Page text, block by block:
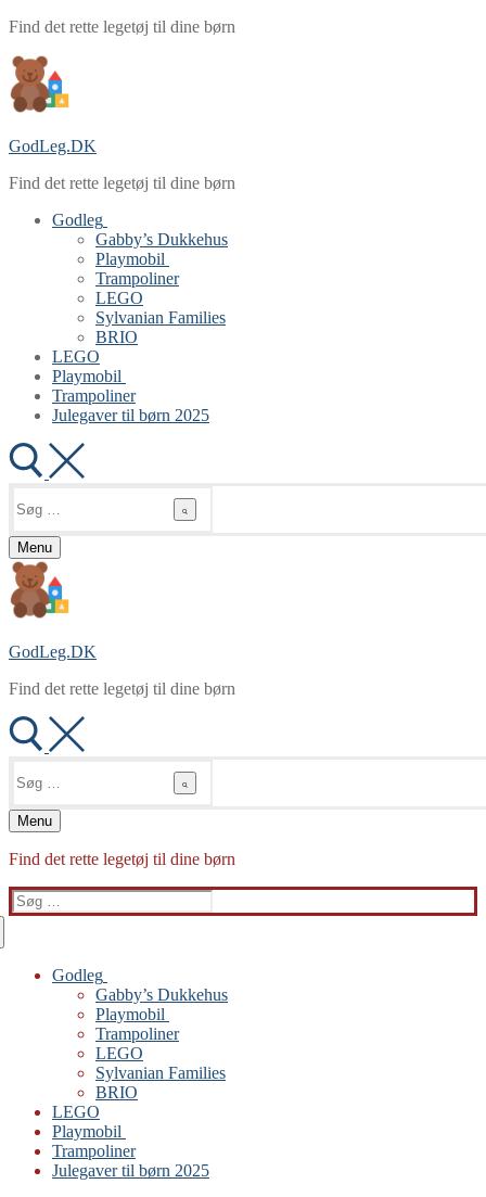
Spring
indhold
Menu
Luk
Find det rette legetøj til dine børn
GodLeg.DK
Find det rette legetøj til dine børn
Godleg
Gabby’s Dukkehus
Playmobil
Trampoliner
LEGO
Sylvanian Families
BRIO
LEGO
Playmobil
Trampoliner
Julegaver til børn 2025
efter:
Menu
GodLeg.DK
Find det rette legetøj til dine børn
efter:
Menu
Find det rette legetøj til dine børn
Søg
efter:
Godleg
Gabby’s Dukkehus
Playmobil
Trampoliner
LEGO
Sylvanian Families
BRIO
LEGO
Playmobil
Trampoliner
Julegaver til børn 2025